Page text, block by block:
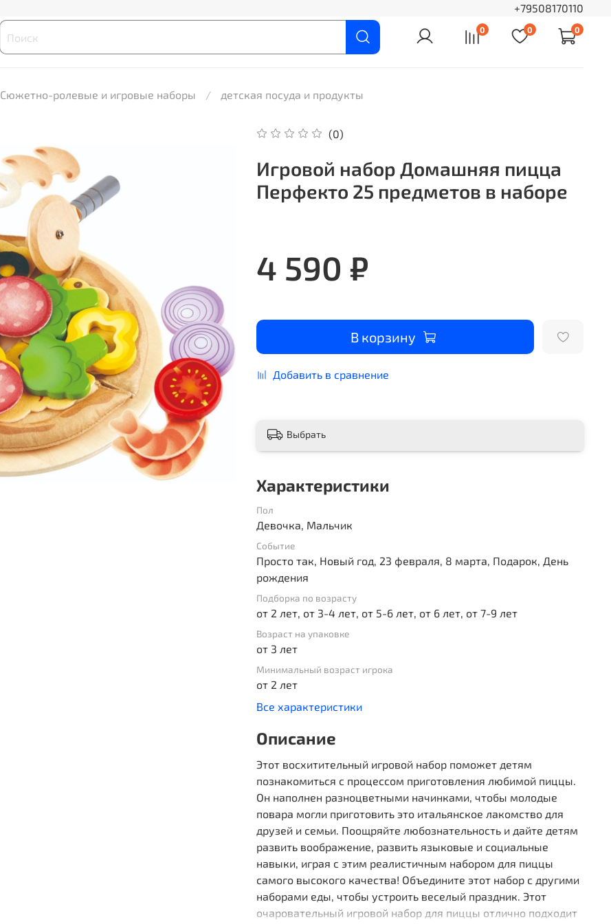
+79508170110
0 0 0
Сюжетно-ролевые и игровые наборы детская посуда и продукты
(0)
Игровой набор Домашняя пицца
Перфекто 25 предметов в наборе
4 590 ₽
В корзину
Добавить в сравнение
Выбрать
Характеристики
Пол
Девочка, Мальчик
Событие
Просто так, Новый год, 23 февраля, 8 марта, Подарок, День
рождения
Подборка по возрасту
от 2 лет, от 3-4 лет, от 5-6 лет, от 6 лет, от 7-9 лет
Возраст на упаковке
от 3 лет
Минимальный возраст игрока
от 2 лет
Все характеристики
Описание
Этот восхитительный игровой набор поможет детям
познакомиться с процессом приготовления любимой пиццы.
Он наполнен разноцветными начинками, чтобы молодые
повара могли приготовить это итальянское лакомство для
друзей и семьи. Поощряйте любознательность и дайте детям
развить воображение, развить языковые и социальные
навыки, играя с этим реалистичным набором для пиццы
самого высокого качества! Объедините этот набор с другими
наборами еды, чтобы устроить веселый праздник. Этот
очаровательный игровой набор для пиццы отлично подходит